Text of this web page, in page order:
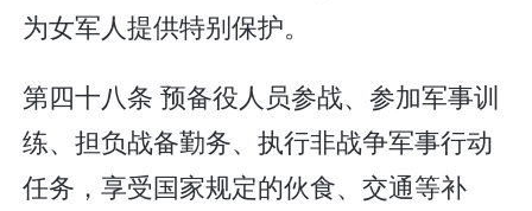
为女军人提供特别保护。
第四十八条 预备役人员参战、参加军事训
练、担负战备勤务、执行非战争军事行动
任务，享受国家规定的伙食、交通等补